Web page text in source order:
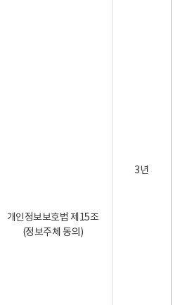
개인정보보호법 제15조
(정보주체 동의)
3년